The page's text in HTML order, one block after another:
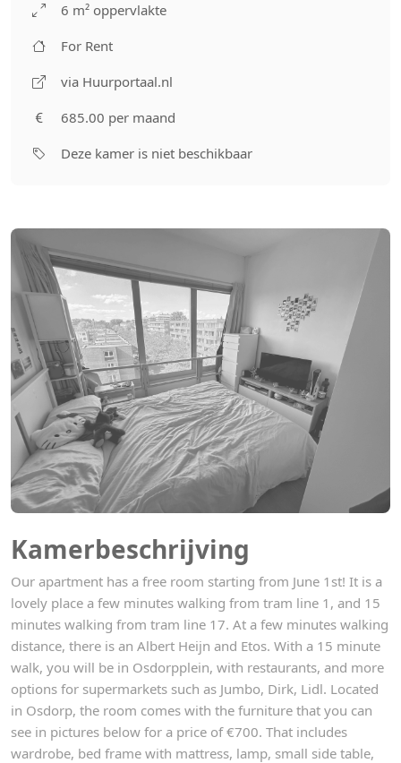
Kamerbeschrijving
Our apartment has a free room starting from June 1st! It is a
lovely place a few minutes walking from tram line 1, and 15
minutes walking from tram line 17. At a few minutes walking
distance, there is an Albert Heijn and Etos. With a 15 minute
walk, you will be in Osdorpplein, with restaurants, and more
options for supermarkets such as Jumbo, Dirk, Lidl. Located
in Osdorp, the room comes with the furniture that you can
see in pictures below for a price of €700. That includes
wardrobe, bed frame with mattress, lamp, small side table,
6 m² oppervlakte
For Rent
via Huurportaal.nl
685.00 per maand
Deze kamer is niet beschikbaar